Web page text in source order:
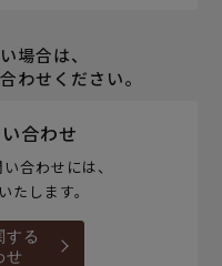
場合は、
わせください。
合わせ
合わせには、
たします。
する
せ